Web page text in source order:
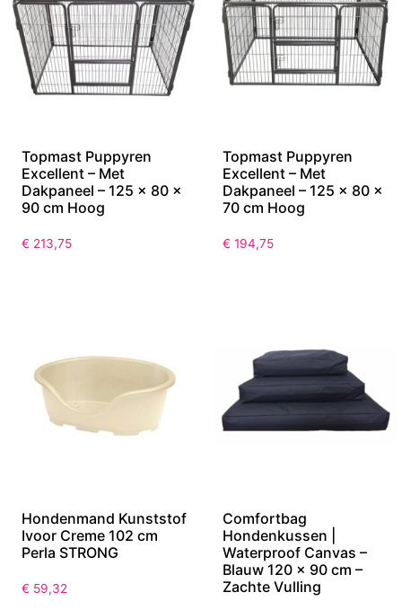
Topmast Puppyren
Excellent – Met
Dakpaneel – 125 x 80 x
90 cm Hoog
€ 213,75
Topmast Puppyren
Excellent – Met
Dakpaneel – 125 x 80 x
70 cm Hoog
€ 194,75
Hondenmand Kunststof
Ivoor Creme 102 cm
Perla STRONG
€ 59,32
Comfortbag
Hondenkussen |
Waterproof Canvas –
Blauw 120 x 90 cm –
Zachte Vulling